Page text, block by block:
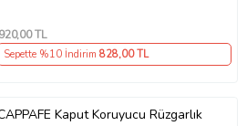
920,00 TL
Sepette %10 İndirim 828,00 TL
Kaput Koruyucu Rüzgarlık